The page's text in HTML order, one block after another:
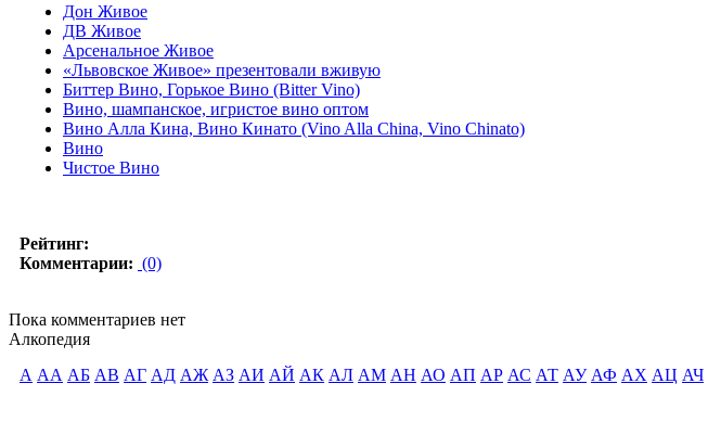
Дон Живое
ДВ Живое
Арсенальное Живое
«Львовское Живое» презентовали вживую
Биттер Вино, Горькое Вино (Bitter Vino)
Вино, шампанское, игристое вино оптом
Вино Алла Кина, Вино Кинато (Vino Alla China, Vino Chinato)
Вино
Чистое Вино
Рейтинг:
Комментарии: (0)
Пока комментариев нет
Алкопедия
А АА АБ АВ АГ АД АЖ АЗ АИ АЙ АК АЛ АМ АН АО АП АР АС АТ АУ АФ АХ АЦ АЧ